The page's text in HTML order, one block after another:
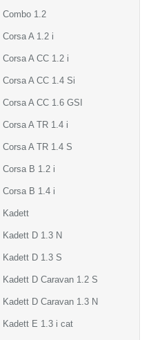
Combo 1.2
Corsa A 1.2 i
Corsa A CC 1.2 i
Corsa A CC 1.4 Si
Corsa A CC 1.6 GSI
Corsa A TR 1.4 i
Corsa A TR 1.4 S
Corsa B 1.2 i
Corsa B 1.4 i
Kadett
Kadett D 1.3 N
Kadett D 1.3 S
Kadett D Caravan 1.2 S
Kadett D Caravan 1.3 N
Kadett E 1.3 i cat